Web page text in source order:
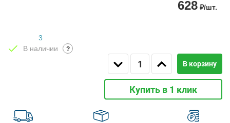
628 ₽/шт.
3
В наличии
?
В корзину
Купить в 1 клик